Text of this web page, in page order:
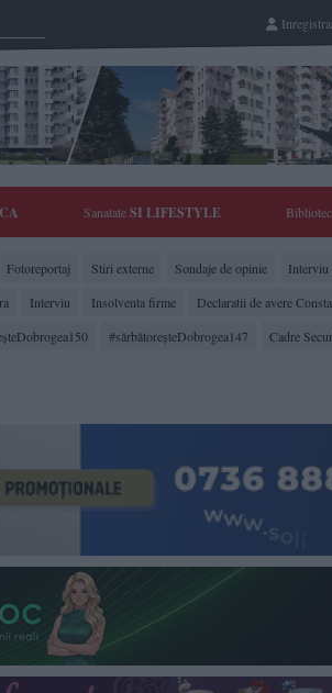
SanatateSI LIFESTYLE
Fotoreportaj Stiri externe Sondaje de opinie Interviu
Interviu Insolventa firme Declaratii de avere
#sărbătoreşteDobrogea147 Cadre